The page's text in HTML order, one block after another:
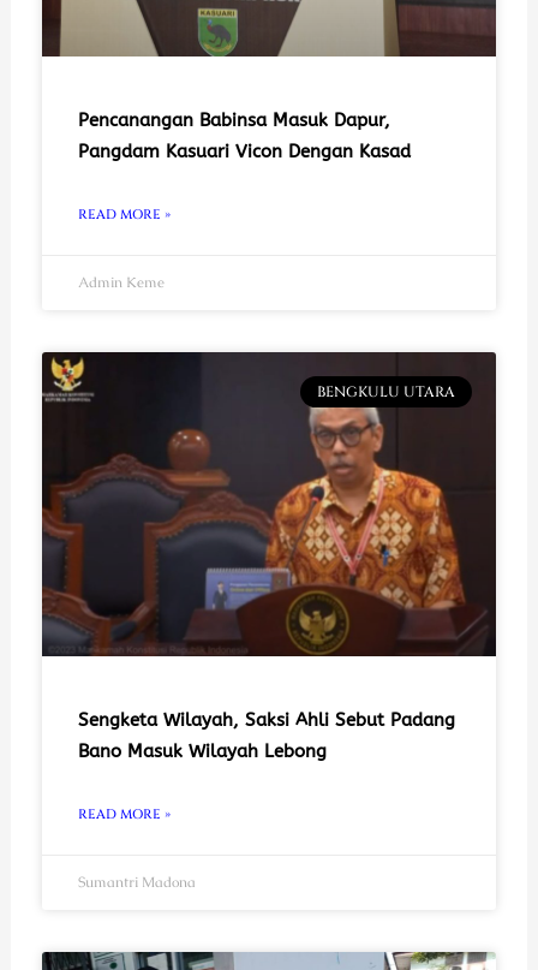
Pencanangan Babinsa Masuk Dapur,
Pangdam Kasuari Vicon Dengan Kasad
READ MORE »
Admin Keme
BENGKULU UTARA
Sengketa Wilayah, Saksi Ahli Sebut Padang
Bano Masuk Wilayah Lebong
READ MORE »
Sumantri Madona